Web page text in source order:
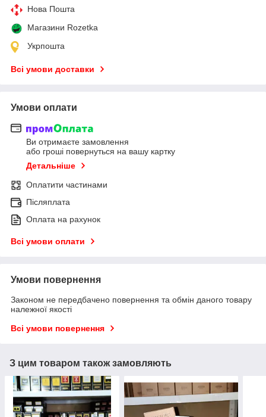
Нова Пошта
Магазини Rozetka
Укрпошта
Всі умови доставки
Умови оплати
Ви отримаєте замовлення
або гроші повернуться на вашу картку
Детальніше
Оплатити частинами
Післяплата
Оплата на рахунок
Всі умови оплати
Умови повернення
Законом не передбачено повернення та обмін даного товару
належної якості
Всі умови повернення
З цим товаром також замовляють